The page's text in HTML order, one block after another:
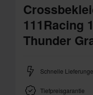
111Racing
Thunder
Schnelle
Tiefpreisgarantie